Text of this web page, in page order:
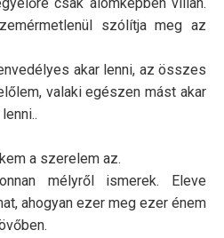
csak álomképben villan.
szólítja meg az
akar lenni, az összes
valaki egészen mást akar
a szerelem az.
mélyről ismerek. Eleve
ahogyan ezer meg ezer énem